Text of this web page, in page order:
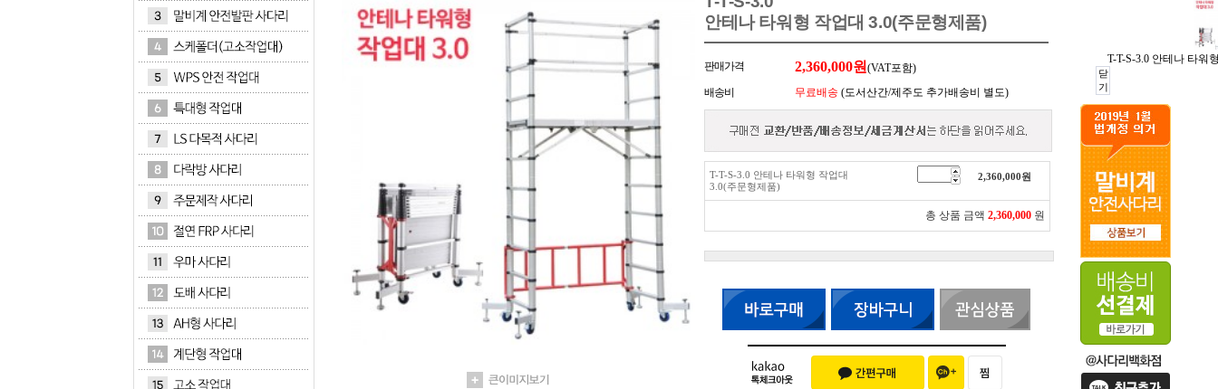
T-T-S-3.0 안테나 타워
닫
기
안테나 타워형 작업대 3.0(주문형제품)
판매가격 2,360,000원 (VAT포함)
배송비
무료배송 (도서산간/제주도 추가배송비 별도)
T-T-S-3.0 안테나 타워형 작업대
3.0(주문형제품)
2,360,000원
총 상품 금액 2,360,000 원